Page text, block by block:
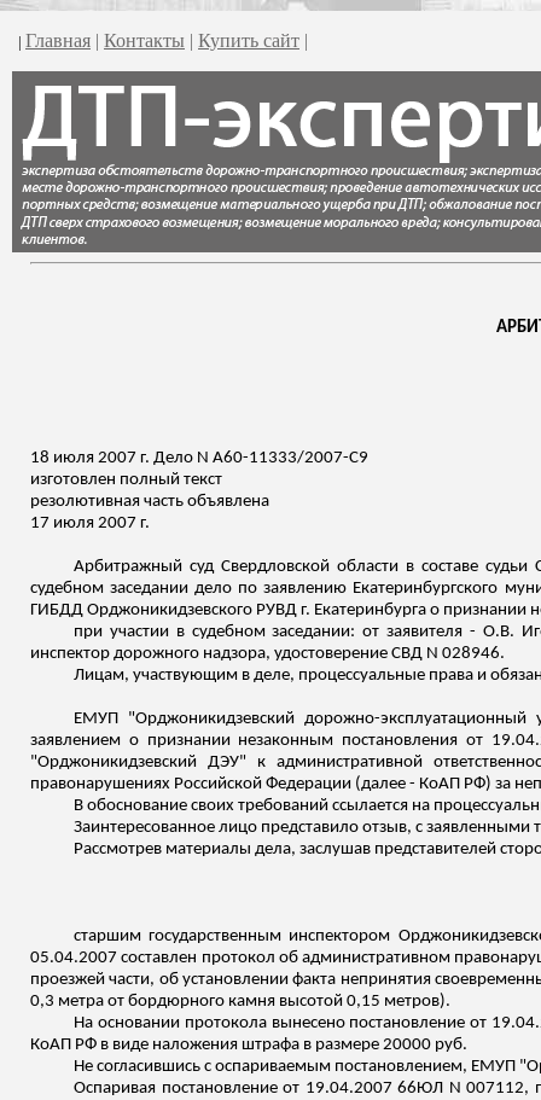
| Главная | Контакты | Купить сайт |
18 июля 2007 г. Дело N А60-11333/2007-С9
изготовлен полный текст
резолютивная часть объявлена
17 июля 2007 г.
Арбитражный суд Свердловской области в составе
судебном заседании дело по заявлению Екатеринбургского
ГИБДД Орджоникидзевского РУВД г. Екатеринбурга о признании
при участии в судебном заседании: от заявителя - О.В.
инспектор дорожного надзора, удостоверение СВД N 028946.
Лицам, участвующим в деле, процессуальные права и
ЕМУП "Орджоникидзевский дорожно-
заявлением о признании незаконным постановления от
"Орджоникидзевский ДЭУ" к административной
правонарушениях Российской Федерации (далее - КоАП РФ) за
В обоснование своих требований ссылается на
Заинтересованное лицо представило отзыв, с заявленными
Рассмотрев материалы дела, заслушав представителей
старшим государственным инспектором
05.04.2007 составлен протокол об административном
проезжей части, об установлении факта непринятия
0,3 метра от бордюрного камня высотой 0,15 метров).
На основании протокола вынесено постановление от
КоАП РФ в виде наложения штрафа в размере 20000 руб.
Не согласившись с оспариваемым постановлением, ЕМУП
Оспаривая постановление от 19.04.2007 66ЮЛ N 007112,